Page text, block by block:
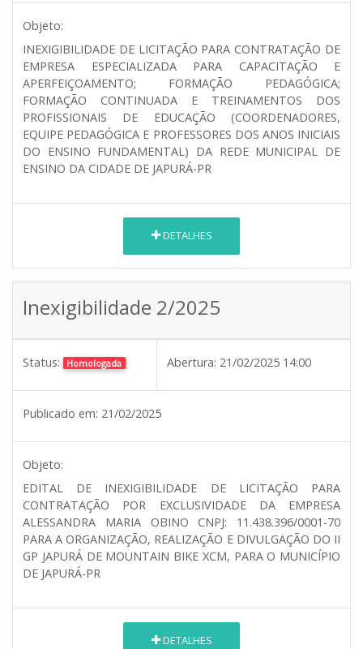
Objeto:
INEXIGIBILIDADE DE LICITAÇÃO PARA CONTRATAÇÃO DE
EMPRESA ESPECIALIZADA PARA CAPACITAÇÃO E
APERFEIÇOAMENTO; FORMAÇÃO PEDAGÓGICA;
FORMAÇÃO CONTINUADA E TREINAMENTOS DOS
PROFISSIONAIS DE EDUCAÇÃO (COORDENADORES,
EQUIPE PEDAGÓGICA E PROFESSORES DOS ANOS INICIAIS
DO ENSINO FUNDAMENTAL) DA REDE MUNICIPAL DE
ENSINO DA CIDADE DE JAPURÁ-PR
DETALHES
Inexigibilidade 2/2025
Status: Homologada Abertura: 21/02/2025 14:00
Publicado em: 21/02/2025
Objeto:
EDITAL DE INEXIGIBILIDADE DE LICITAÇÃO PARA
CONTRATAÇÃO POR EXCLUSIVIDADE DA EMPRESA
ALESSANDRA MARIA OBINO CNPJ: 11.438.396/0001-70
PARA A ORGANIZAÇÃO, REALIZAÇÃO E DIVULGAÇÃO DO II
GP JAPURÁ DE MOUNTAIN BIKE XCM, PARA O MUNICÍPIO
DE JAPURÁ-PR
DETALHES